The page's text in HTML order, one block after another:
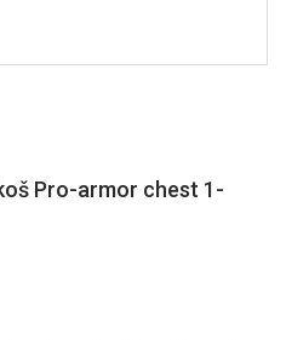
Pro-armor chest 1-